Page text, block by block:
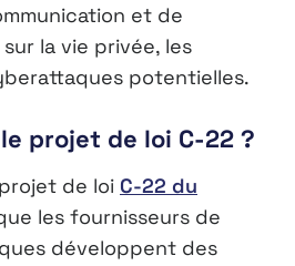
et de
la vie privée, les
potentielles.
projet de loi C-22 ?
de loi C-22 du
les fournisseurs de
développent des